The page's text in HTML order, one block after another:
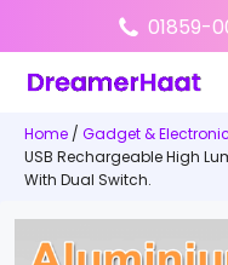
01859-
Home / Gadget &
USB Rechargeable High
With Dual Switch.